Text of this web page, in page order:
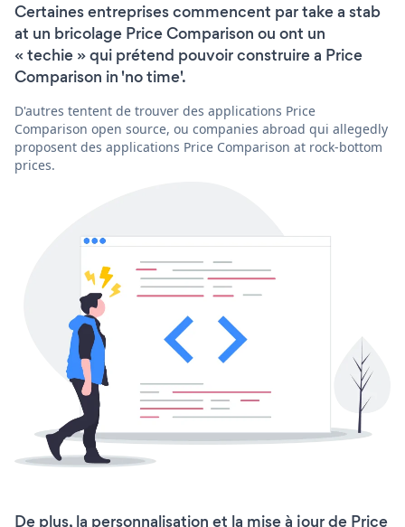
Certaines entreprises commencent par take a stab
at un bricolage Price Comparison ou ont un
« techie » qui prétend pouvoir construire a Price
Comparison in 'no time'.
D'autres tentent de trouver des applications Price
Comparison open source, ou companies abroad qui allegedly
proposent des applications Price Comparison at rock-bottom
prices.
De plus, la personnalisation et la mise à jour de Price